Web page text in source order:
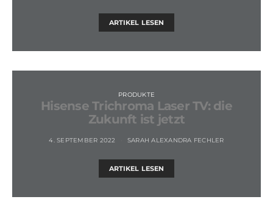
ARTIKEL LESEN
PRODUKTE
Hisense Trichroma Laser TV: die
Zukunft ist jetzt
4. SEPTEMBER 2022 SARAH ALEXANDRA FECHLER
ARTIKEL LESEN